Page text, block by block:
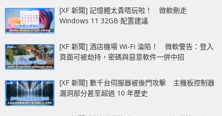
[XF 新聞] 記憶體太貴唔玩啦！ 微軟刪走
Windows 11 32GB 配置建議
[XF 新聞] 酒店機場 Wi-Fi 淪陷！ 微軟警告：登入
頁面可被劫持，密碼與惡意軟件一併中招
[XF 新聞] 數千台伺服器被後門攻擊 主機板控制器
漏洞部分甚至超過 10 年歷史